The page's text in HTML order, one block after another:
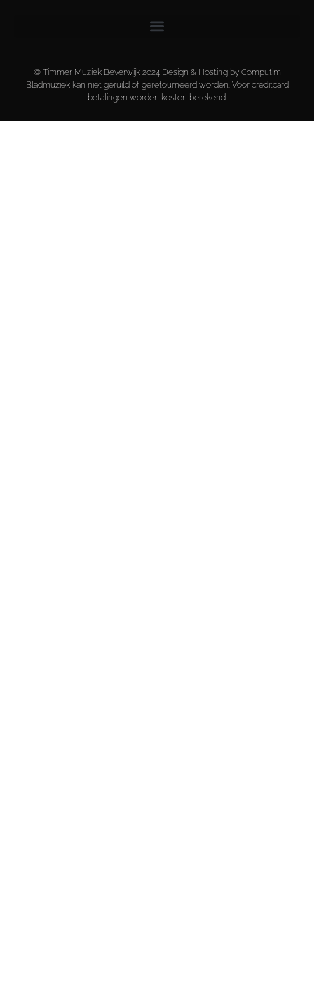
© Timmer Muziek Beverwijk 2024 Design & Hosting by Computim
Bladmuziek kan niet geruild of geretourneerd worden. Voor creditcard
betalingen worden kosten berekend.